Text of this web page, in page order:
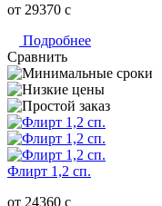
от 29370 c
Подробнее
Сравнить
Флирт 1,2 сп.
от 24360 c